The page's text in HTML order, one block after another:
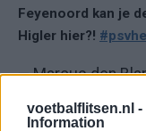
voetbalflitsen.nl -
Information
Feyenoord kan je
Higler hier?!
— Marcus den
Hier was het nog